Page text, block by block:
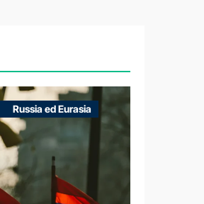
Russia ed Eurasia